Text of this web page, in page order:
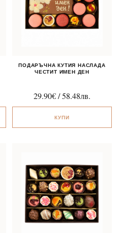
ПОДАРЪЧНА КУТИЯ НАСЛАДА
ЧЕСТИТ ИМЕН ДЕН
29.90€/58.48лв.
КУПИ